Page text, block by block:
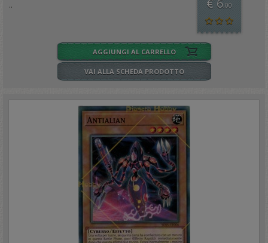
.. ,00
AGGIUNGI AL CARRELLO
VAI ALLA SCHEDA PRODOTTO